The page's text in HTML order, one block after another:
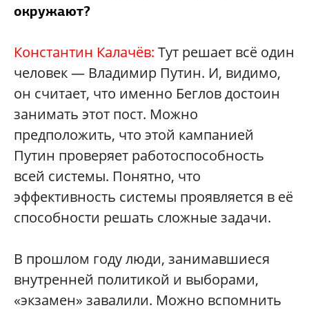
окружают?
Константин Калачёв: Тут решает всё один
человек — Владимир Путин. И, видимо,
он считает, что именно Беглов достоин
занимать этот пост. Можно
предположить, что этой кампанией
Путин проверяет работоспособность
всей системы. Понятно, что
эффективность системы проявляется в её
способности решать сложные задачи.
В прошлом году люди, занимавшиеся
внутренней политикой и выборами,
«экзамен» завалили. Можно вспомнить